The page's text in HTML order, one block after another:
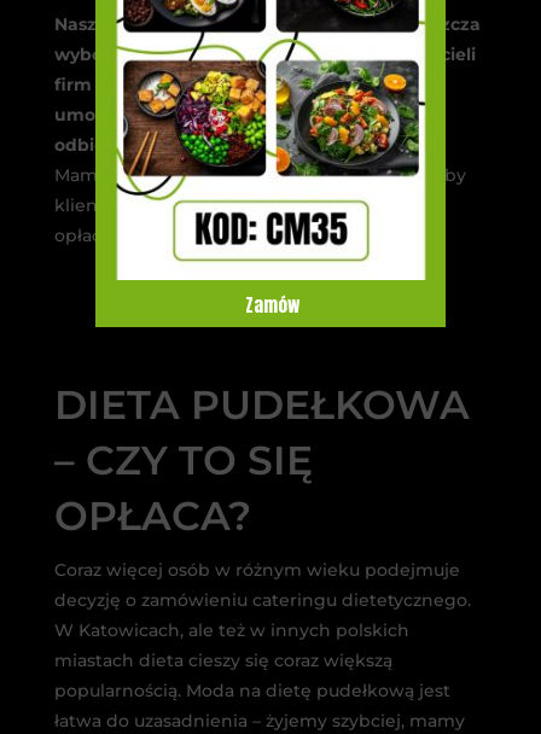
Nasz ranking z dietami pudełkowymi uproszcza
wybór, ale również jest miejscem dla właścicieli
firm dostarczających diety pudełkowe, by
umożliwić im szybszy dostęp do możliwych
odbiorców, ale i swoich stałych kupujących
Mamy również tabele z kodami rabatowymi, by
klienci mogli zobaczysz sobie najbardziej
opłacalne opcje.
DIETA PUDEŁKOWA
– CZY TO SIĘ
OPŁACA?
Coraz więcej osób w różnym wieku podejmuje
decyzję o zamówieniu cateringu dietetycznego.
W Katowicach, ale też w innych polskich
miastach dieta cieszy się coraz większą
popularnością. Moda na dietę pudełkową jest
łatwa do uzasadnienia – żyjemy szybciej, mamy
Zamów